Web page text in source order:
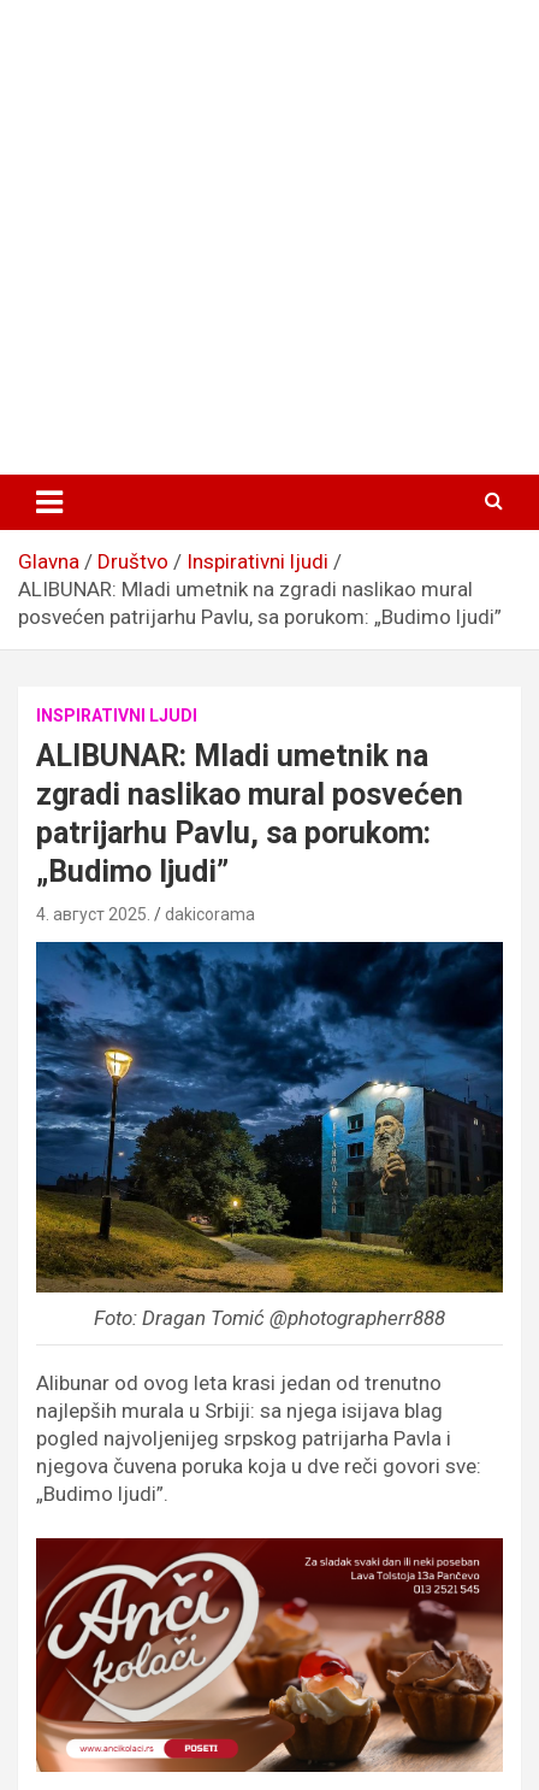
Glavna Društvo
Inspirativni ljudi
ALIBUNAR: Mladi umetnik na zgradi naslikao mural
posvećen patrijarhu Pavlu, sa porukom: „Budimo ljudi”
INSPIRATIVNI LJUDI
ALIBUNAR: Mladi umetnik na
zgradi naslikao mural posvećen
patrijarhu Pavlu, sa porukom:
„Budimo ljudi”
4. август 2025. dakicorama
Foto: Dragan Tomić @photographerr888
Alibunar od ovog leta krasi jedan od trenutno
najlepših murala u Srbiji: sa njega isijava blag
pogled najvoljenijeg srpskog patrijarha Pavla i
njegova čuvena poruka koja u dve reči govori sve:
„Budimo ljudi”.